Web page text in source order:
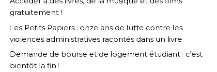
gratuitement !
Les Petits Papiers : onze ans de lutte contre les
violences administratives racontés dans un livre
Demande de bourse et de logement étudiant : c’est
bientôt la fin !